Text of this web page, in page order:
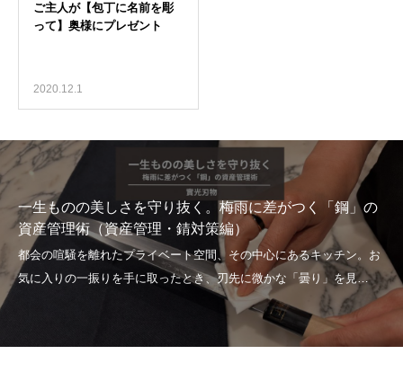
2020.12.1
一生ものの美しさを守り抜く。梅雨に差がつく「鋼」の
資産管理術（資産管理・錆対策編）